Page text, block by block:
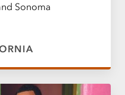
Sonoma